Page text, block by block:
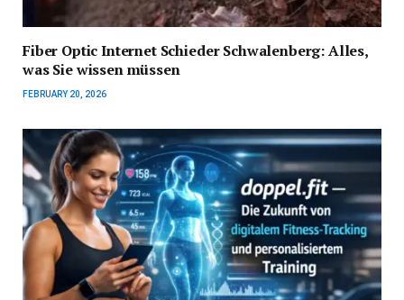
Fiber Optic Internet Schieder Schwalenberg: Alles,
was Sie wissen müssen
FEBRUARY 20, 2026